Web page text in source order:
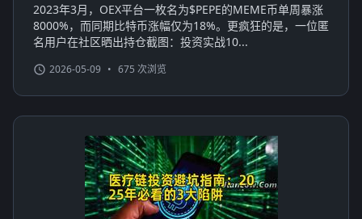
2023年3月，OEX平台一枚名为$PEPE的MEME币单周暴涨
8000%，而同期比特币涨幅仅为18%。更疯狂的是，一位匿
名用户在社区晒出持仓截图：投资实战10...
2026-05-09 • 675 次浏览